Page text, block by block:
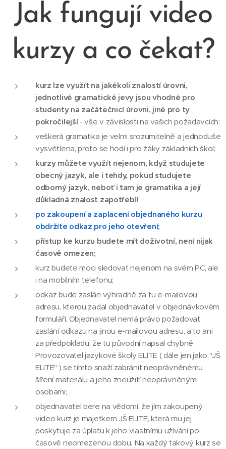
Jak fungují video
kurzy a co čekat?
kurz lze využít na jakékoli znalostí úrovni,
jednotlivé gramatické jevy jsou vhodné pro
studenty na začátečnicí úrovni, jiné pro ty
pokročilejší- vše v závislosti na vašich požadavcích;
veškerá gramatika je velmi srozumitelně a jednoduše
vysvětlena, proto se hodí i pro žáky základních škol;
kurzy můžete využít nejenom, když studujete
obecný jazyk, ale i tehdy, pokud studujete
odborný jazyk, neboť i tam je gramatika a její
důkladná znalost zapotřebí!
po zakoupení a zaplacení objednaného kurzu
obdržíte odkaz pro jeho otevření;
přístup ke kurzu budete mít doživotní, není nijak
časově omezen;
kurz budete moci sledovat nejenom na svém PC, ale
i na mobilním telefonu;
odkaz bude zaslán výhradně za tu e-mailovou
adresu, kterou zadal objednavatel v objednávkovém
formuláři. Objednavatel nemá právo požadovat
zaslání odkazu na jinou e-mailovou adresu, a to ani
za předpokladu, že tu původní napsal chybně.
Provozovatel jazykové školy ELITE ( dále jen jako "JŠ
ELITE" ) se tímto snaží zabránit neoprávněnému
šíření materiálu a jeho zneužití neoprávněnými
osobami;
objednavatel bere na vědomí, že jím zakoupený
video kurz je majetkem JŠ ELITE, která mu jej
poskytuje za úplatu k jeho vlastnímu užívání po
časově neomezenou dobu. Na každý takový kurz se